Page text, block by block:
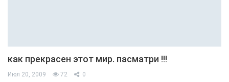
как прекрасен этот мир. пасматри !!!
Июл 20, 2009 72 0